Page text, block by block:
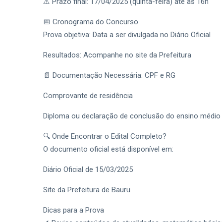
📅 Cronograma do Concurso
Prova objetiva: Data a ser divulgada no Diário Oficial
Resultados: Acompanhe no site da Prefeitura
📄 Documentação Necessária: CPF e RG
Comprovante de residência
Diploma ou declaração de conclusão do ensino médio
🔍 Onde Encontrar o Edital Completo?
O documento oficial está disponível em:
Diário Oficial de 15/03/2025
Site da Prefeitura de Bauru
Dicas para a Prova